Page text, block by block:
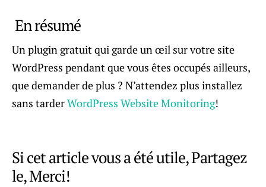
En résumé
Un plugin gratuit qui garde un œil sur votre site
WordPress pendant que vous êtes occupés ailleurs,
que demander de plus ? N’attendez plus installez
sans tarderWordPress Website Monitoring!
Si cet article vous a été utile, Partagez
le, Merci!